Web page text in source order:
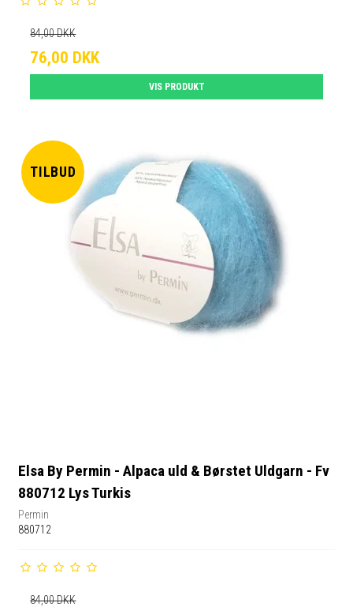
84,00 DKK
76,00 DKK
VIS PRODUKT
TILBUD
Elsa By Permin - Alpaca uld & Børstet Uldgarn - Fv
880712 Lys Turkis
Permin
880712
84,00 DKK